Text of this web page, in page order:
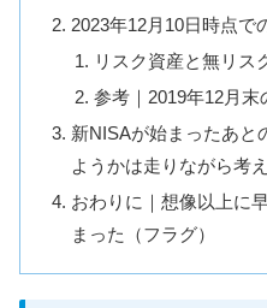
2023年12月10日時点で
リスク資産と無リス
参考｜2019年12月末
新NISAが始まったあと
ようかは走りながら考
おわりに｜想像以上に
まった（フラグ）